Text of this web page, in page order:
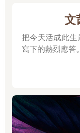
文
把今天活成此
寫下的熱烈應答。